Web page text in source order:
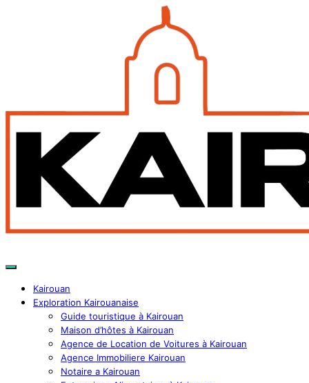
Kairouan
Exploration Kairouanaise
Guide touristique à Kairouan
Maison d’hôtes à Kairouan
Agence de Location de Voitures à Kairouan
Agence Immobiliere Kairouan
Notaire a Kairouan